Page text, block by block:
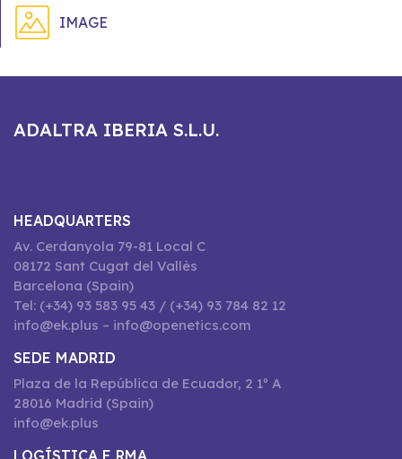
IMAGE
ADALTRA IBERIA S.L.U.
HEADQUARTERS
Av. Cerdanyola 79-81 Local C
08172 Sant Cugat del Vallès
Barcelona (Spain)
Tel: (+34) 93 583 95 43 / (+34) 93 784 82 12
info@ek.plus – info@openetics.com
SEDE MADRID
Plaza de la República de Ecuador, 2 1º A
28016 Madrid (Spain)
info@ek.plus
LOGÍSTICA E RMA